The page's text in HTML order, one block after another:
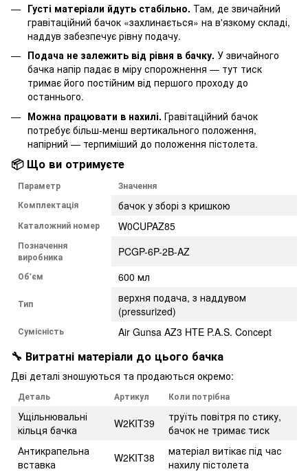
Густі матеріали йдуть стабільно. Там, де звичайний
гравітаційний бачок «захлинається» на в'язкому складі,
наддув забезпечує рівну подачу.
Подача не залежить від рівня в бачку. У звичайного
бачка напір падає в міру спорожнення — тут тиск
тримає його постійним від першого проходу до
останнього.
Можна працювати в нахилі. Гравітаційний бачок
потребує більш-менш вертикального положення,
напірний — терпиміший до положення пістолета.
📦 Що ви отримуєте
Параметр
Значення
Комплектація
бачок у зборі з кришкою
Каталожний номер W0CUPAZ85
Позначення
виробника
PCGP-6P-2B-AZ
Об'єм 600 мл
Тип
верхня подача, з наддувом
(pressurized)
Сумісність Air Gunsa AZ3 HTE P.A.S. Concept
🔧 Витратні матеріали до цього бачка
Дві деталі зношуються та продаються окремо:
Деталь Артикул Коли потрібна
Ущільнювальні
кільця бачка
W2KIT39
труїть повітря по стику,
бачок не тримає тиск
Антикрапельна
вставка
W2KIT38
матеріал витікає під час
нахилу пістолета